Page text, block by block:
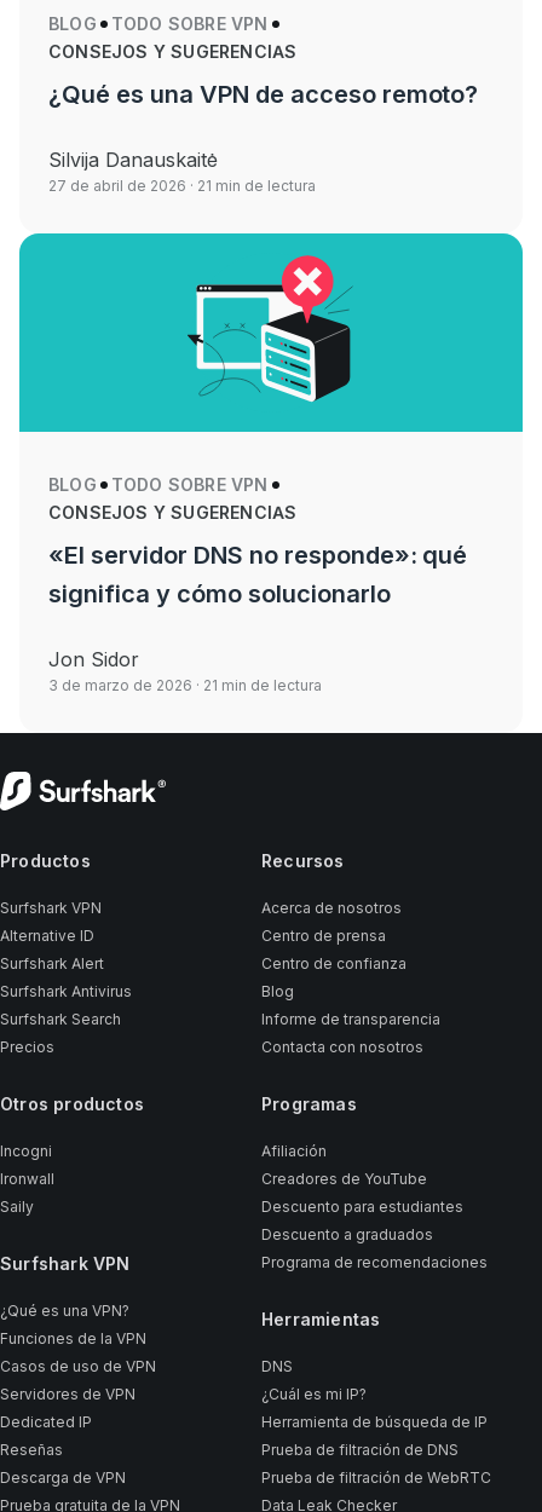
BLOG
TODO SOBRE VPN
CONSEJOS Y SUGERENCIAS
¿Qué es una VPN de acceso remoto?
Silvija Danauskaitė
27 de abril de 2026 · 21 min de lectura
BLOG
TODO SOBRE VPN
CONSEJOS Y SUGERENCIAS
«El servidor DNS no responde»: qué
significa y cómo solucionarlo
Jon Sidor
3 de marzo de 2026 · 21 min de lectura
Productos
Surfshark VPN
Alternative ID
Surfshark Alert
Surfshark Antivirus
Surfshark Search
Precios
Otros productos
Incogni
Ironwall
Saily
Surfshark VPN
¿Qué es una VPN?
Funciones de la VPN
Casos de uso de VPN
Servidores de VPN
Dedicated IP
Reseñas
Descarga de VPN
Prueba gratuita de la VPN
Recursos
Acerca de nosotros
Centro de prensa
Centro de confianza
Blog
Informe de transparencia
Contacta con nosotros
Programas
Afiliación
Creadores de YouTube
Descuento para estudiantes
Descuento a graduados
Programa de recomendaciones
Herramientas
DNS
¿Cuál es mi IP?
Herramienta de búsqueda de IP
Prueba de filtración de DNS
Prueba de filtración de WebRTC
Data Leak Checker